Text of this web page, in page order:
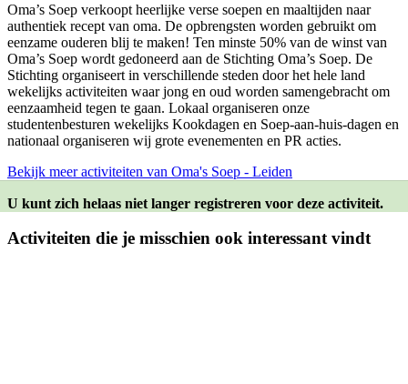
Oma’s Soep verkoopt heerlijke verse soepen en maaltijden naar
authentiek recept van oma. De opbrengsten worden gebruikt om
eenzame ouderen blij te maken! Ten minste 50% van de winst van
Oma’s Soep wordt gedoneerd aan de Stichting Oma’s Soep. De
Stichting organiseert in verschillende steden door het hele land
wekelijks activiteiten waar jong en oud worden samengebracht om
eenzaamheid tegen te gaan. Lokaal organiseren onze
studentenbesturen wekelijks Kookdagen en Soep-aan-huis-dagen en
nationaal organiseren wij grote evenementen en PR acties.
Bekijk meer activiteiten van Oma's Soep - Leiden
U kunt zich helaas niet langer registreren voor deze activiteit.
Activiteiten die je misschien ook interessant vindt